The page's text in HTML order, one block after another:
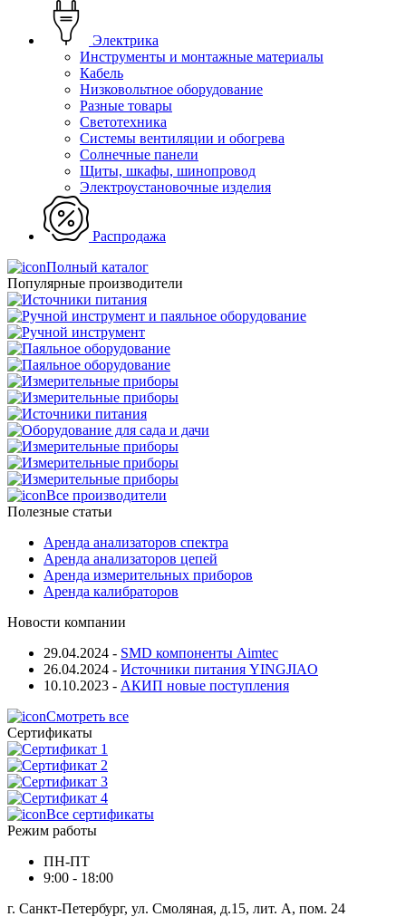
Электрика
Инструменты и монтажные материалы
Кабель
Низковольтное оборудование
Разные товары
Светотехника
Системы вентиляции и обогрева
Солнечные панели
Щиты, шкафы, шинопровод
Электроустановочные изделия
Распродажа
Полный каталог
Популярные производители
Все производители
Полезные статьи
Аренда анализаторов спектра
Аренда анализаторов цепей
Аренда измерительных приборов
Аренда калибраторов
Новости компании
29.04.2024 - SMD компоненты Aimtec
26.04.2024 - Источники питания YINGJIAO
10.10.2023 - АКИП новые поступления
Смотреть все
Сертификаты
Все сертификаты
Режим работы
ПН-ПТ
9:00 - 18:00
г. Санкт-Петербург, ул. Смоляная, д.15, лит. А, пом. 24